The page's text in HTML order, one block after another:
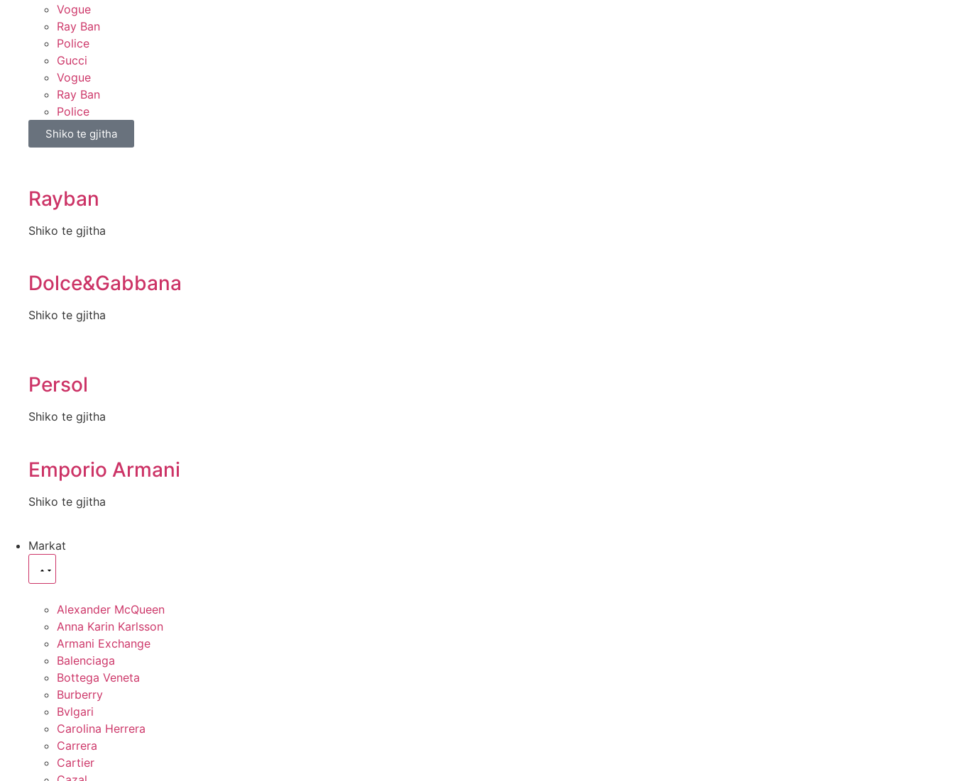
Vogue
Ray Ban
Police
Gucci
Vogue
Ray Ban
Police
Shiko te gjitha
Rayban
Shiko te gjitha
Dolce&Gabbana
Shiko te gjitha
Persol
Shiko te gjitha
Emporio Armani
Shiko te gjitha
Markat
Alexander McQueen
Anna Karin Karlsson
Armani Exchange
Balenciaga
Bottega Veneta
Burberry
Bvlgari
Carolina Herrera
Carrera
Cartier